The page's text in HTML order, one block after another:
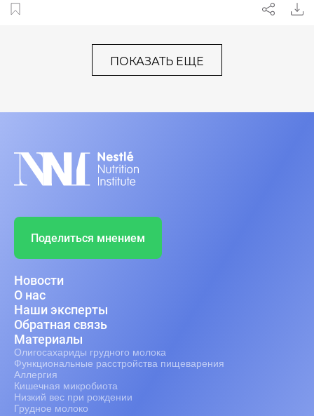
ПОКАЗАТЬ ЕЩЕ
Поделиться мнением
Новости
О нас
Наши эксперты
Обратная связь
Материалы
Олигосахариды грудного молока
Функциональные расстройства пищеварения
Аллергия
Кишечная микробиота
Низкий вес при рождении
Грудное молоко